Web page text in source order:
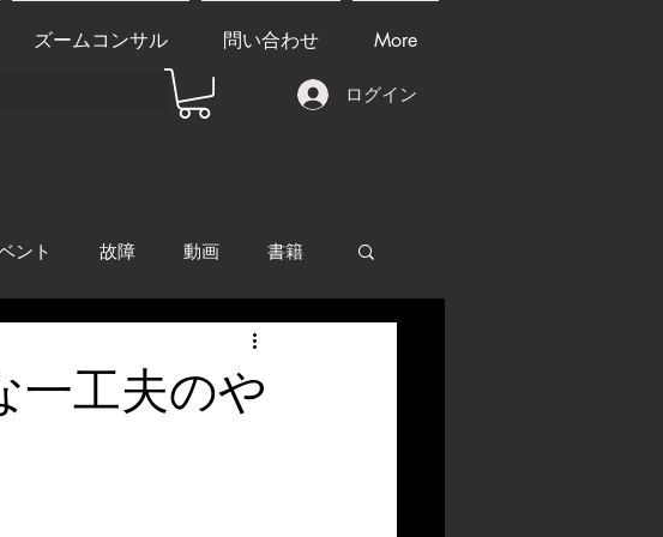
ズームコンサル 問い合わせ More
ログイン
ント 故障 動画 書籍
一工夫のや